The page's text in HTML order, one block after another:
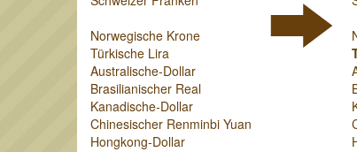
Norwegische Krone
Türkische Lira
Australische-Dollar
Brasilianischer Real
Kanadische-Dollar
Chinesischer Renminbi Yuan
Hongkong-Dollar